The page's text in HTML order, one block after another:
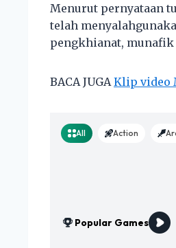
Menurut pernyataan
telah
pengkhianat, munafik
BACA JUGAKlip video